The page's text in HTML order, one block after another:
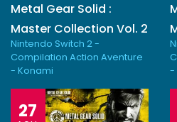
Metal Gear Solid :
Master Collection Vol. 2
Nintendo Switch 2 -
Compilation Action Aventure
- Konami
-
27